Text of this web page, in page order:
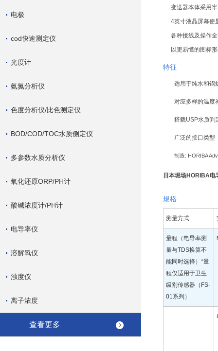
电极
cod快速测定仪
光度计
氨氮分析仪
色度分析仪/比色测定仪
BOD/COD/TOC水质侧定仪
多参数水质分析仪
氧化还原ORP/PH计
酸碱浓度计/PH计
电导率仪
溶解氧仪
浊度仪
离子浓度
查看更多
变送器本体采用
4英寸液晶屏幕使
各种接线及操作
以更易懂的图标
特征
适用于纯水和锅
对应多样的温度
搭载USP水质判
广泛的接口类型
制造: HORIBA
日本堀场HORIBA电
規格
测量方式
量程（电导率测
量与TDS换算不
能同时选择）*量
程仅适用于卫生
级别传感器（FS-
01系列）